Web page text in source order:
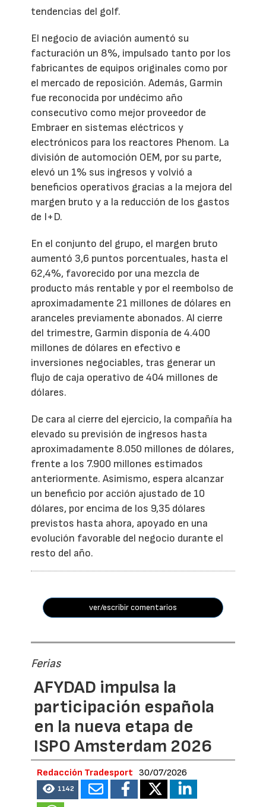
tendencias del golf.
El negocio de aviación aumentó su
facturación un 8%, impulsado tanto por los
fabricantes de equipos originales como por
el mercado de reposición. Además, Garmin
fue reconocida por undécimo año
consecutivo como mejor proveedor de
Embraer en sistemas eléctricos y
electrónicos para los reactores Phenom. La
división de automoción OEM, por su parte,
elevó un 1% sus ingresos y volvió a
beneficios operativos gracias a la mejora del
margen bruto y a la reducción de los gastos
de I+D.
En el conjunto del grupo, el margen bruto
aumentó 3,6 puntos porcentuales, hasta el
62,4%, favorecido por una mezcla de
producto más rentable y por el reembolso de
aproximadamente 21 millones de dólares en
aranceles previamente abonados. Al cierre
del trimestre, Garmin disponía de 4.400
millones de dólares en efectivo e
inversiones negociables, tras generar un
flujo de caja operativo de 404 millones de
dólares.
De cara al cierre del ejercicio, la compañía ha
elevado su previsión de ingresos hasta
aproximadamente 8.050 millones de dólares,
frente a los 7.900 millones estimados
anteriormente. Asimismo, espera alcanzar
un beneficio por acción ajustado de 10
dólares, por encima de los 9,35 dólares
previstos hasta ahora, apoyado en una
evolución favorable del negocio durante el
resto del año.
ver/escribir comentarios
Ferias
AFYDAD impulsa la
participación española
en la nueva etapa de
ISPO Amsterdam 2026
Redacción Tradesport 30/07/2026
1142